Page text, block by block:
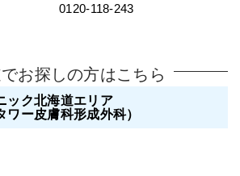
0120-118-243
お探しの方はこちら
ック北海道エリア
ー皮膚科形成外科）